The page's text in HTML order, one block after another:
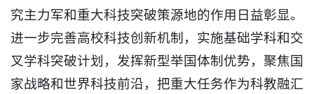
究主力军和重大科技突破策源地的作用日益彰显。
进一步完善高校科技创新机制，实施基础学科和交
叉学科突破计划，发挥新型举国体制优势，聚焦国
家战略和世界科技前沿，把重大任务作为科教融汇